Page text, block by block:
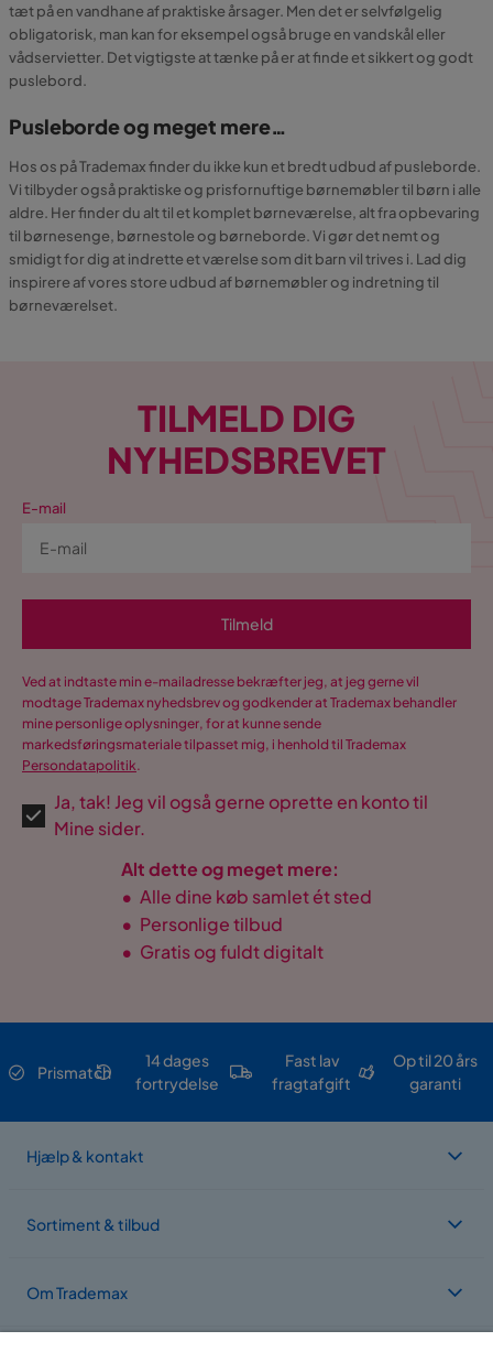
tæt på en vandhane af praktiske årsager. Men det er selvfølgelig
obligatorisk, man kan for eksempel også bruge en vandskål eller
vådservietter. Det vigtigste at tænke på er at finde et sikkert og godt
puslebord.
Pusleborde og meget mere…
Hos os på Trademax finder du ikke kun et bredt udbud af pusleborde.
Vi tilbyder også praktiske og prisfornuftige børnemøbler til børn i alle
aldre. Her finder du alt til et komplet børneværelse, alt fra opbevaring
til børnesenge, børnestole og børneborde. Vi gør det nemt og
smidigt for dig at indrette et værelse som dit barn vil trives i. Lad dig
inspirere af vores store udbud af børnemøbler og indretning til
børneværelset.
TILMELD DIG
NYHEDSBREVET
E-mail
Tilmeld
Ved at indtaste min e-mailadresse bekræfter jeg, at jeg gerne vil
modtage Trademax nyhedsbrev og godkender at Trademax behandler
mine personlige oplysninger, for at kunne sende
markedsføringsmateriale tilpasset mig, i henhold til Trademax
Persondatapolitik.
Ja, tak! Jeg vil også gerne oprette en konto til
Mine sider.
Alt dette og meget mere:
• Alle dine køb samlet ét sted
• Personlige tilbud
• Gratis og fuldt digitalt
Prismatch
14 dages
fortrydelse
Fast lav
fragtafgift
Op til 20 års
garanti
Hjælp & kontakt
Sortiment & tilbud
Om Trademax